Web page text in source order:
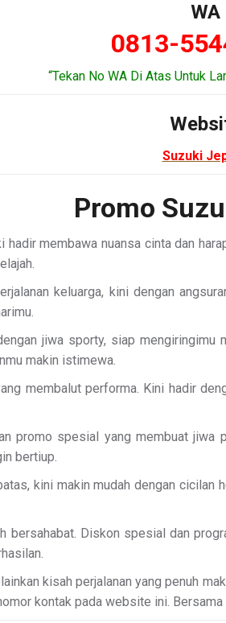
WA
0813-
“Tekan No WA Di Atas Untuk
Suzuki
Promo
hadir membawa nuansa cinta dan
keluarga, kini dengan
jiwa sporty, siap mengiringimu
makin istimewa.
membalut performa. Kini hadir
promo spesial yang membuat jiwa
bertiup.
kini makin mudah dengan cicilan
bersahabat. Diskon spesial dan
kisah perjalanan yang penuh
kontak pada website ini.